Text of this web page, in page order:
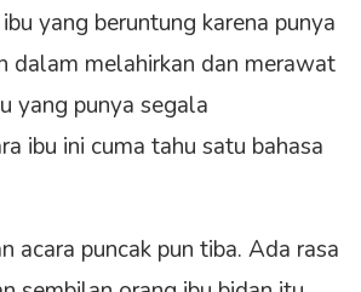
yang beruntung karena punya
dalam melahirkan dan merawat
yang punya segala
ibu ini cuma tahu satu bahasa
acara puncak pun tiba. Ada rasa